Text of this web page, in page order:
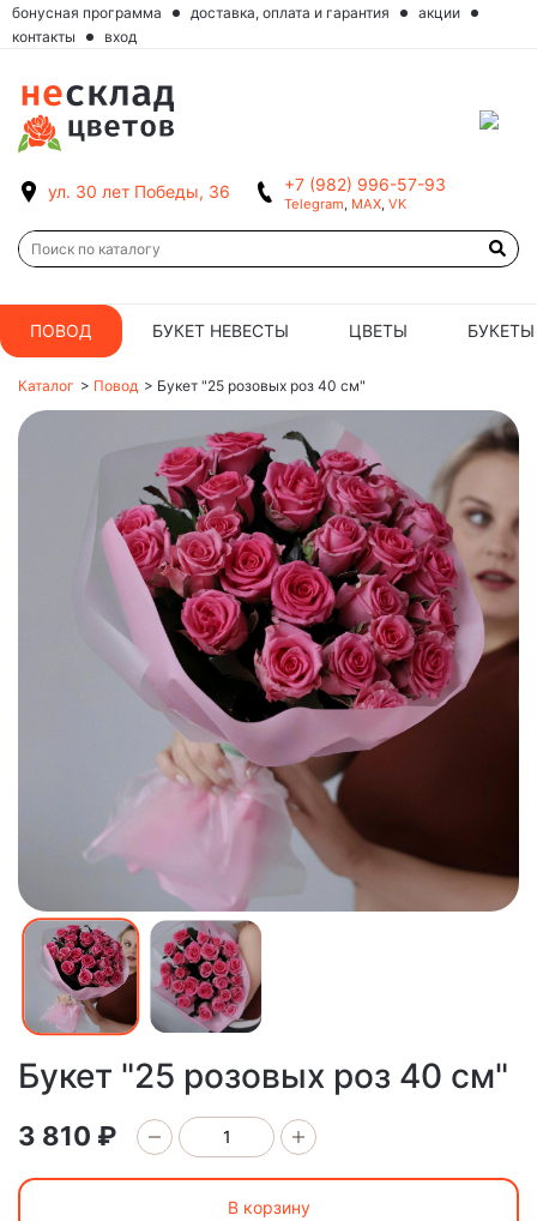
бонусная программа доставка, оплата и гарантия
акции
контакты
вход
ул. 30 лет Победы, 36 +7 (982) 996-57-93
Telegram, MAX, VK
ПОВОД БУКЕТ НЕВЕСТЫ ЦВЕТЫ БУКЕТЫ
Каталог > Повод > Букет "25 розовых роз 40 см"
Букет "25 розовых роз 40 см"
3 810 ₽
В корзину